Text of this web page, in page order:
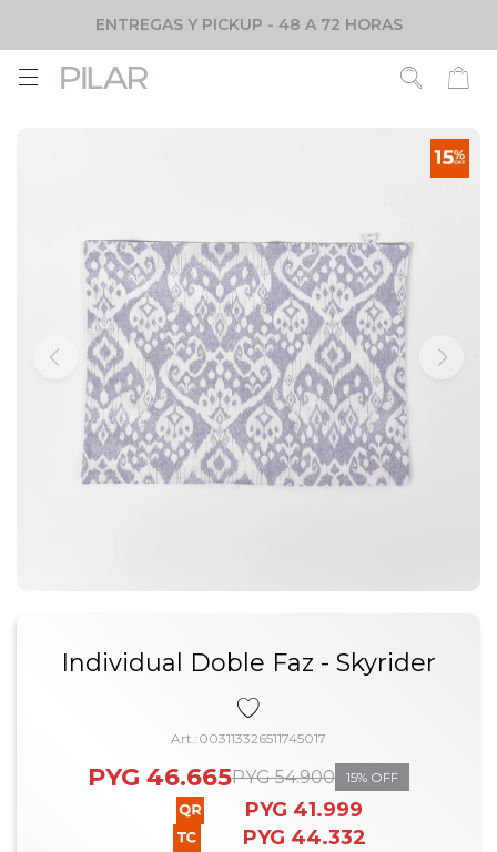
ENTREGAS Y PICKUP - 48 A 72 HORAS

Individual Doble Faz - Skyrider
003113326511745017
PYG 46.665PYG 54.900 15
PYG 41.999
PYG 44.332